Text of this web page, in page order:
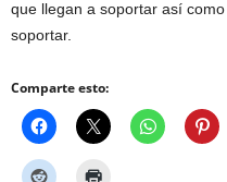
que llegan a soportar así
soportar.
Comparte esto: